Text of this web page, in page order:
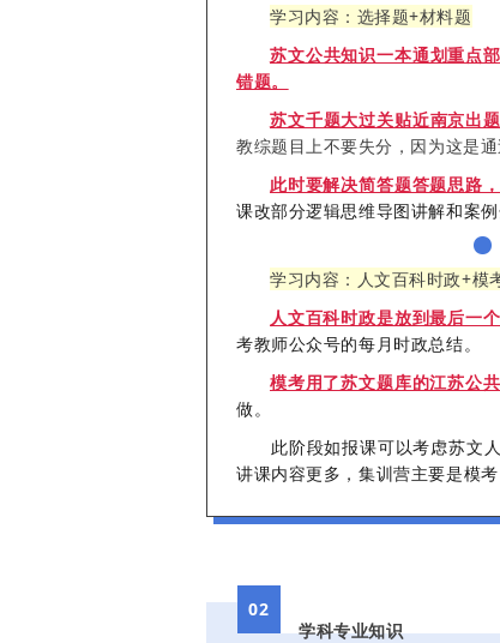
学习内容：选择题+材料题
苏文公共知识一本通划重点
错题。
苏文千题大过关贴近南京出
教综题目上不要失分，因为这是通
此时要解决简答题答题思路，
课改部分逻辑思维导图讲解和案
学习内容：人文百科时政+模
人文百科时政是放到最后一
考教师公众号的每月时政总结。
模考用了苏文题库的江苏公
做。
此阶段如报课可以考虑苏文人
讲课内容更多，集训营主要是模
02
学科专业知识